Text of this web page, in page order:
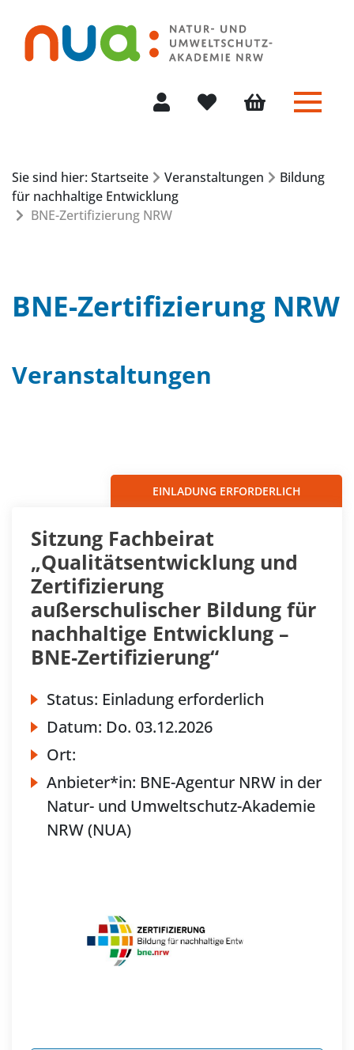
Menü
Sie sind hier: Startseite Veranstaltungen
Bildung
für nachhaltige Entwicklung
BNE-Zertifizierung NRW
BNE-Zertifizierung NRW
Veranstaltungen
EINLADUNG ERFORDERLICH
Sitzung Fachbeirat
„Qualitätsentwicklung und
Zertifizierung
außerschulischer Bildung für
nachhaltige Entwicklung –
BNE‐Zertifizierung“
Status: Einladung erforderlich
Datum: Do. 03.12.2026
Ort:
Anbieter*in: BNE-Agentur NRW in der
Natur- und Umweltschutz-Akademie
NRW (NUA)